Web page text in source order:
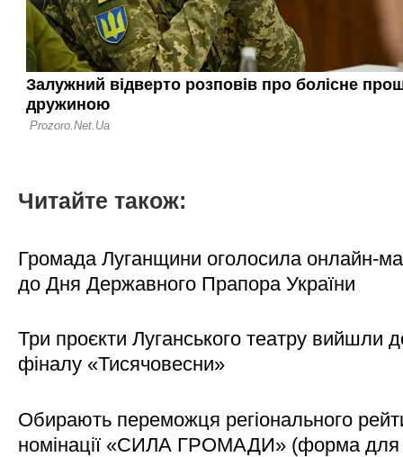
Читайте також:
Громада Луганщини оголосила онлайн-
до Дня Державного Прапора України
Три проєкти Луганського театру вийшли
фіналу «Тисячовесни»
Обирають переможця регіонального
номінації «СИЛА ГРОМАДИ» (форма для